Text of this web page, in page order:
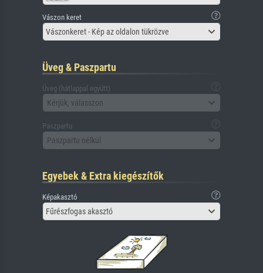
Vászon keret
Vászonkeret - Kép az oldalon tükrözve
Üveg & Paszpartu
Üveg (hátlappal együtt)
Kérjük, válasszon
Paszpartu
Paszpartu nélkül
Egyebek & Extra kiegészítők
Képakasztó
Fűrészfogas akasztó